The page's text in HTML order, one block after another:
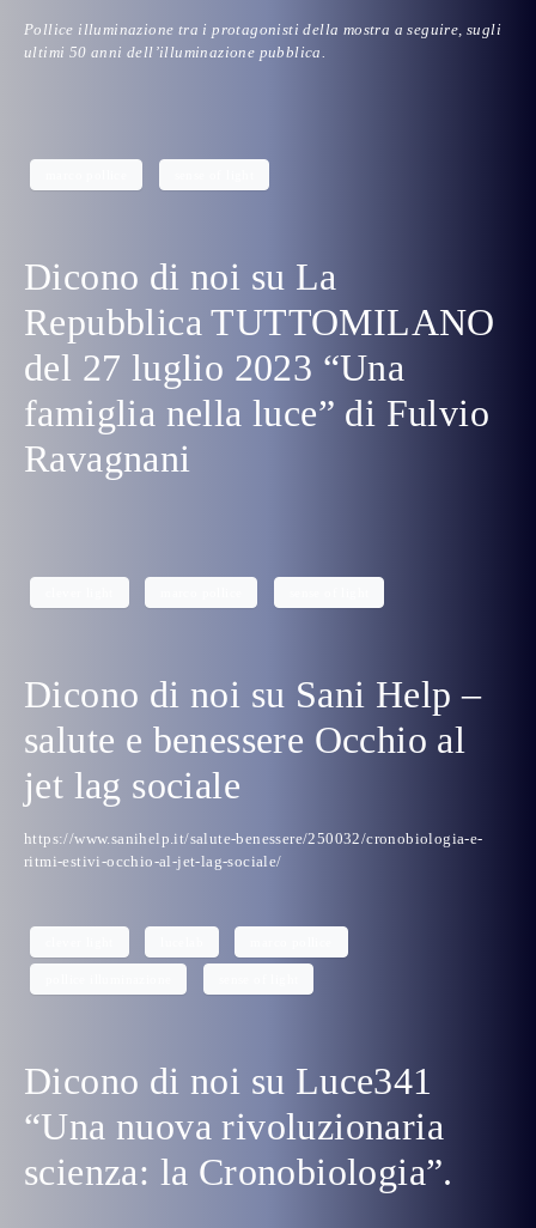
Pollice illuminazione tra i protagonisti della mostra a seguire, sugli
ultimi 50 anni dell’illuminazione pubblica.
Dicono di noi su La
Repubblica TUTTOMILANO
del 27 luglio 2023 “Una
famiglia nella luce” di Fulvio
Ravagnani
Dicono di noi su Sani Help –
salute e benessere Occhio al
jet lag sociale
https://www.sanihelp.it/salute-benessere/250032/cronobiologia-e-
ritmi-estivi-occhio-al-jet-lag-sociale/
Dicono di noi su Luce341
“Una nuova rivoluzionaria
scienza: la Cronobiologia”.